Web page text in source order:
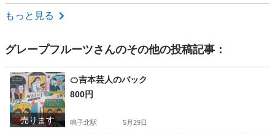
愛知 名古屋市
もっと見る
グレープフルーツさんのその他の投稿記事：
売ります
🍊吉本芸人のバック
800円
鳴子北駅 5月29日